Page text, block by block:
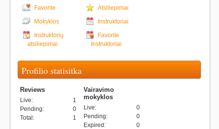
Favorite
Atsiliepimai
Mokyklos
Instruktoriai
Instruktorių
atsiliepimai
Favorite
Instruktoriai
Profilio statisitka
Reviews
Live:
1
Pending:
0
Total : 1
Vairavimo
mokyklos
Live:
0
Pending:
0
Expired :
0